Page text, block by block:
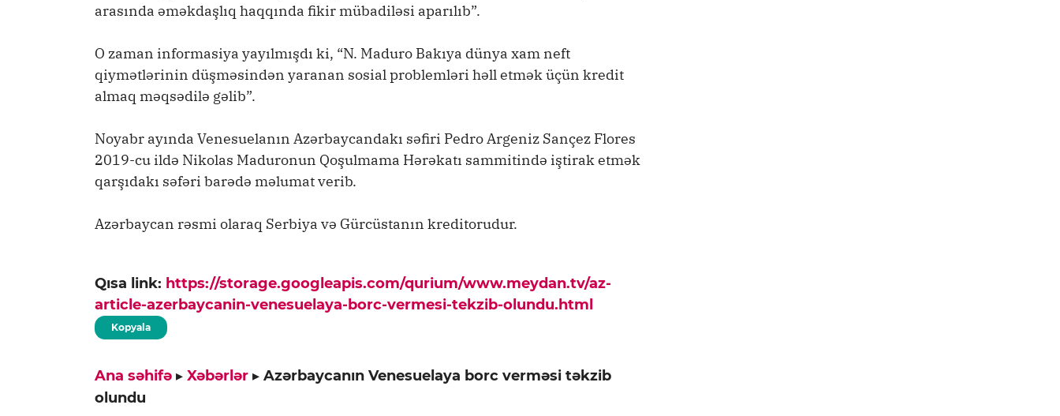
arasında əməkdaşlıq haqqında fikir mübadiləsi aparılıb”.
O zaman informasiya yayılmışdı ki, “N. Maduro Bakıya dünya xam neft
qiymətlərinin düşməsindən yaranan sosial problemləri həll etmək üçün kredit
almaq məqsədilə gəlib”.
Noyabr ayında Venesuelanın Azərbaycandakı səfiri Pedro Argeniz Sançez Flores
2019-cu ildə Nikolas Maduronun Qoşulmama Hərəkatı sammitində iştirak etmək
qarşıdakı səfəri barədə məlumat verib.
Azərbaycan rəsmi olaraq Serbiya və Gürcüstanın kreditorudur.
Qısa link: https://storage.googleapis.com/qurium/www.meydan.tv/az-
article-azerbaycanin-venesuelaya-borc-vermesi-tekzib-olundu.html
Kopyala
Ana səhifə ▸ Xəbərlər ▸ Azərbaycanın Venesuelaya borc verməsi təkzib
olundu